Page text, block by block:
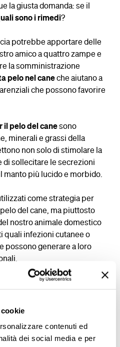
contenuti ed
dei social media e per
la giusta domanda: se il
sono i rimedi?
potrebbe apportare delle
amico a quattro zampe e
la somministrazione
pelo nel caneche aiutano a
che possono favorire
il pelo del canesono
minerali e grassi della
non solo di stimolare la
di sollecitare le secrezioni
manto più lucido e morbido.
come strategia per
del cane, ma piuttosto
nostro animale domestico
quali infezioni cutanee o
possono generare a loro
cane più utilizzati c’è la
di omega 3sono indicati
grazie alla loro azione